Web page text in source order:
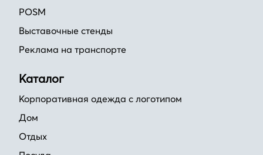
POSM
Выставочные стенды
Реклама на транспорте
Каталог
Корпоративная одежда с логотипом
Дом
Отдых